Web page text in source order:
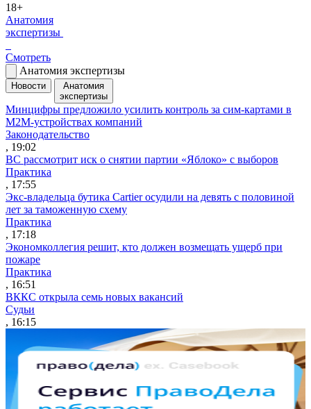
18+
Анатомия
экспертизы
Смотреть
Анатомия экспертизы
Новости
Анатомия
экспертизы
Минцифры предложило усилить контроль за сим-картами в
M2M-устройствах компаний
Законодательство
, 19:02
ВС рассмотрит иск о снятии партии «Яблоко» с выборов
Практика
, 17:55
Экс-владельца бутика Cartier осудили на девять с половиной
лет за таможенную схему
Практика
, 17:18
Экономколлегия решит, кто должен возмещать ущерб при
пожаре
Практика
, 16:51
ВККС открыла семь новых вакансий
Судьи
, 16:15